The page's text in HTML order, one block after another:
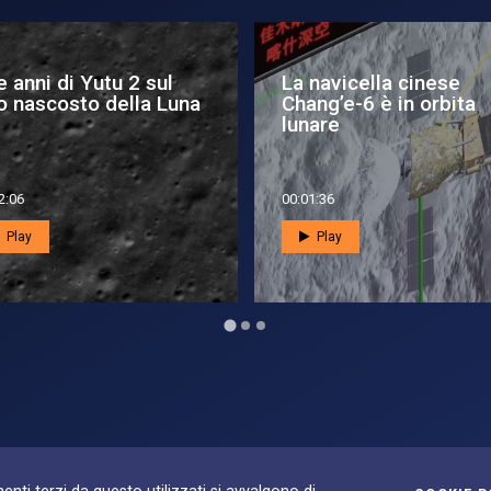
3, attività
per la notte
Play
Tutte le missioni
con equipaggio per la
conqu...
00:04:27
Play